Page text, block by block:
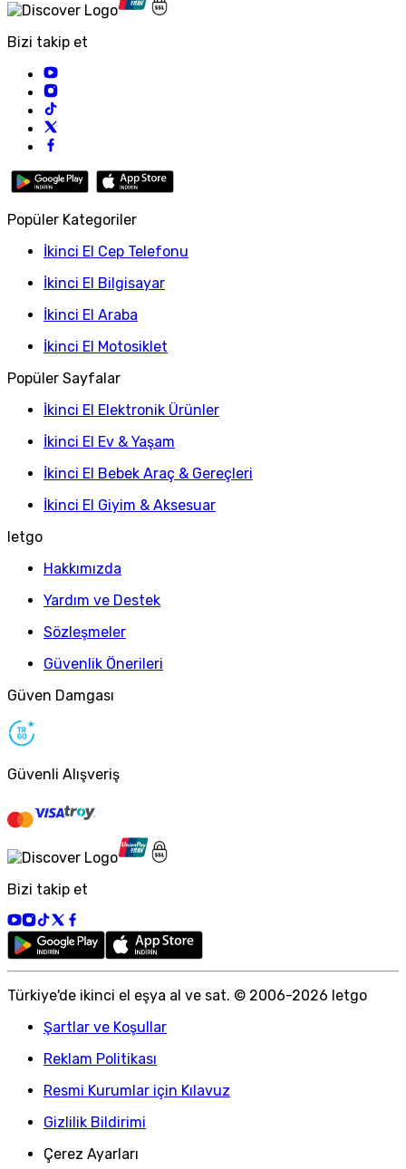
Bizi takip et
Popüler Kategoriler
İkinci El Cep Telefonu
İkinci El Bilgisayar
İkinci El Araba
İkinci El Motosiklet
Popüler Sayfalar
İkinci El Elektronik Ürünler
İkinci El Ev & Yaşam
İkinci El Bebek Araç & Gereçleri
İkinci El Giyim & Aksesuar
letgo
Hakkımızda
Yardım ve Destek
Sözleşmeler
Güvenlik Önerileri
Güven Damgası
Güvenli Alışveriş
Bizi takip et
Türkiye'de ikinci el eşya al ve sat. © 2006-2026 letgo
Şartlar ve Koşullar
Reklam Politikası
Resmi Kurumlar için Kılavuz
Gizlilik Bildirimi
Çerez Ayarları